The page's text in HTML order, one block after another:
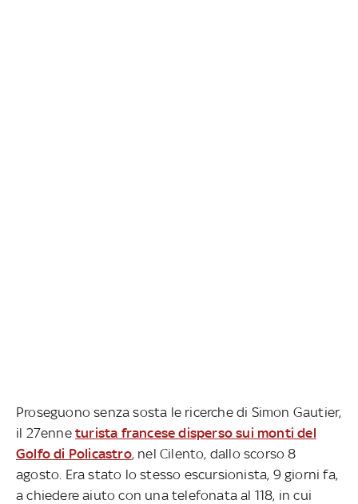
Proseguono senza sosta le ricerche di Simon Gautier,
il 27enne turista francese disperso sui monti del
Golfo di Policastro, nel Cilento, dallo scorso 8
agosto. Era stato lo stesso escursionista, 9 giorni fa,
a chiedere aiuto con una telefonata al 118, in cui